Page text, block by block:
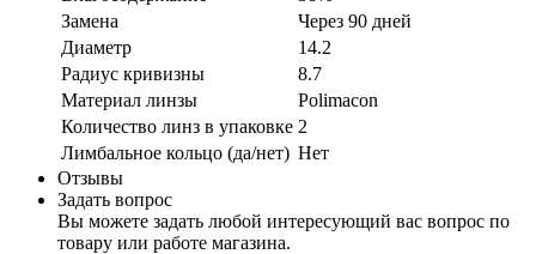
Замена
Через 90 дней
Диаметр
14.2
Радиус кривизны
8.7
Материал линзы
Polimacon
Количество линз в упаковке 2
Лимбальное кольцо (да/нет) Нет
Отзывы
Задать вопрос
Вы можете задать любой интересующий вас вопрос по
товару или работе магазина.